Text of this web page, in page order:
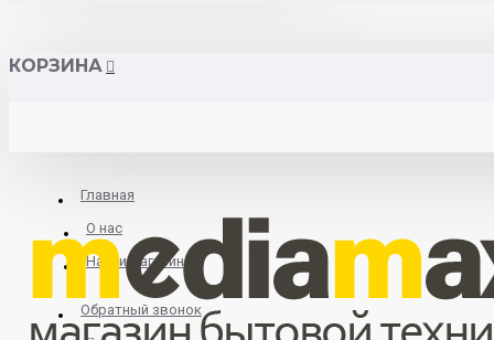
КОРЗИНА
Главная
О нас
Найти магазин
Обратный звонок